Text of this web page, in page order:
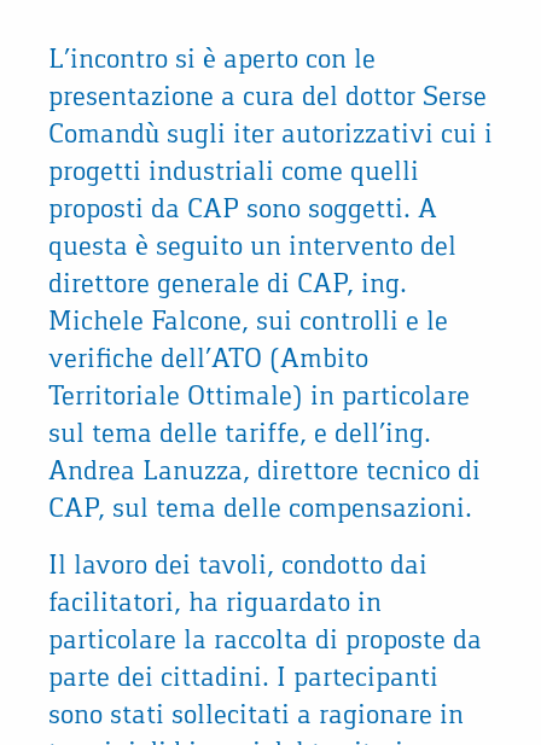
L’incontro si è aperto con le
presentazione a cura del dottor Serse
Comandù sugli iter autorizzativi cui i
progetti industriali come quelli
proposti da CAP sono soggetti. A
questa è seguito un intervento del
direttore generale di CAP, ing.
Michele Falcone, sui controlli e le
verifiche dell’ATO (Ambito
Territoriale Ottimale) in particolare
sul tema delle tariffe, e dell’ing.
Andrea Lanuzza, direttore tecnico di
CAP, sul tema delle compensazioni.
Il lavoro dei tavoli, condotto dai
facilitatori, ha riguardato in
particolare la raccolta di proposte da
parte dei cittadini. I partecipanti
sono stati sollecitati a ragionare in